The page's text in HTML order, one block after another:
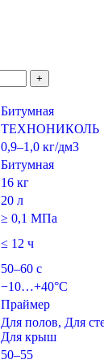
Битумная
ТЕХНОНИКОЛЬ
0,9–1,0 кг/дм3
Битумная
16 кг
20 л
≥ 0,1 МПа
≤ 12 ч
50–60 с
−10…+40°C
Праймер
Для полов, Для
Для крыш
50–55